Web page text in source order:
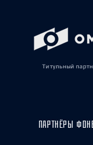
Титульный
ПАРТНЁРЫ